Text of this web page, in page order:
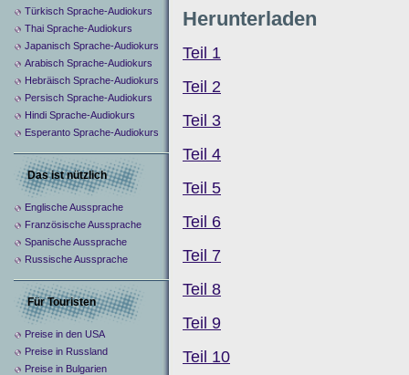
Herunterladen
Teil 1
Teil 2
Teil 3
Teil 4
Teil 5
Teil 6
Teil 7
Teil 8
Teil 9
Teil 10
Türkisch Sprache-Audiokurs
Thai Sprache-Audiokurs
Japanisch Sprache-Audiokurs
Arabisch Sprache-Audiokurs
Hebräisch Sprache-Audiokurs
Persisch Sprache-Audiokurs
Hindi Sprache-Audiokurs
Esperanto Sprache-Audiokurs
Das ist nützlich
Englische Aussprache
Französische Aussprache
Spanische Aussprache
Russische Aussprache
Für Touristen
Preise in den USA
Preise in Russland
Preise in Bulgarien